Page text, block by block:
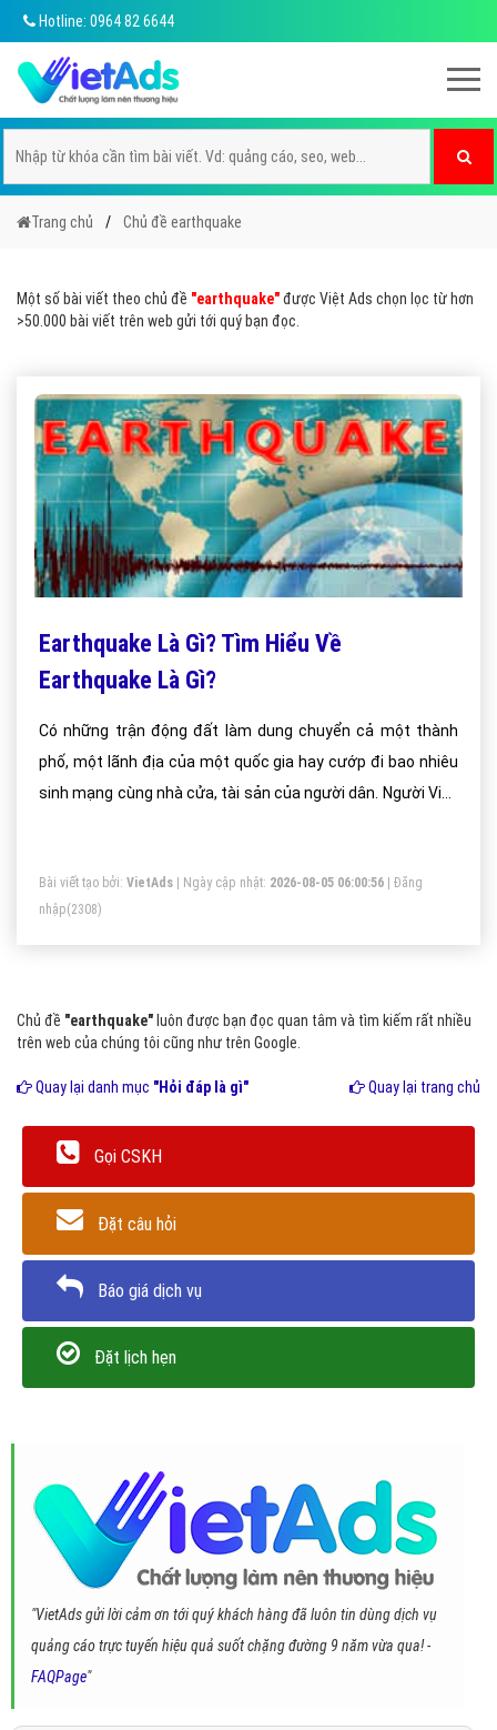
Hotline: 0964 82 6644
Trang chủ Chủ đề earthquake
Một số bài viết theo chủ đề "earthquake"được Việt Ads chọn lọc từ hơn
>50.000 bài viết trên web gửi tới quý bạn đọc.
Earthquake Là Gì? Tìm Hiểu Về
Earthquake Là Gì?
Có những trận động đất làm dung chuyển cả một thành
phố, một lãnh địa của một quốc gia hay cướp đi bao nhiêu
sinh mạng cùng nhà cửa, tài sản của người dân. Người Việt
qua động đất. Bởi vì sống cùng nó, họ hiểu rõ Động đất là gì
và những tác hại của nó.
Bài viết tạo bởi: VietAds | Ngày cập nhật: 2026-08-05 06:00:56
Đăng
nhập(2308)
Chủ đề "earthquake" luôn được bạn đọc quan tâm và tìm kiếm rất nhiều
trên web của chúng tôi cũng như trên Google.
Quay lại danh mục "Hỏi đáp là gì" Quay lại trang chủ
Gọi CSKH
Đặt câu hỏi
Báo giá dịch vụ
Đặt lịch hẹn
"VietAds gửi lời cảm ơn tới quý khách hàng đã luôn tin dùng dịch vụ
quảng cáo trực tuyến hiệu quả suốt chặng đường 9 năm vừa qua! -
FAQPage"